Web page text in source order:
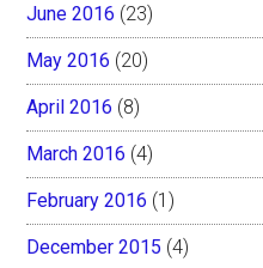
June 2016 (23)
May 2016 (20)
April 2016 (8)
March 2016 (4)
February 2016 (1)
December 2015 (4)